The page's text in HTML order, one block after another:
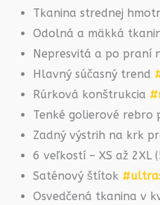
Tkanina strednej
Odolná a mäkká
Nepresvitá a po praní
Hlavný súčasný trend
Rúrková konštrukcia
Tenké golierové rebro
Zadný výstrih na krk
6 veľkostí – XS až
Saténový štítok
Osvedčená tkanina v